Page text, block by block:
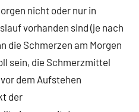
nicht oder nur in
vorhanden sind (je nach
die Schmerzen am Morgen
sein, die Schmerzmittel
dem Aufstehen
der